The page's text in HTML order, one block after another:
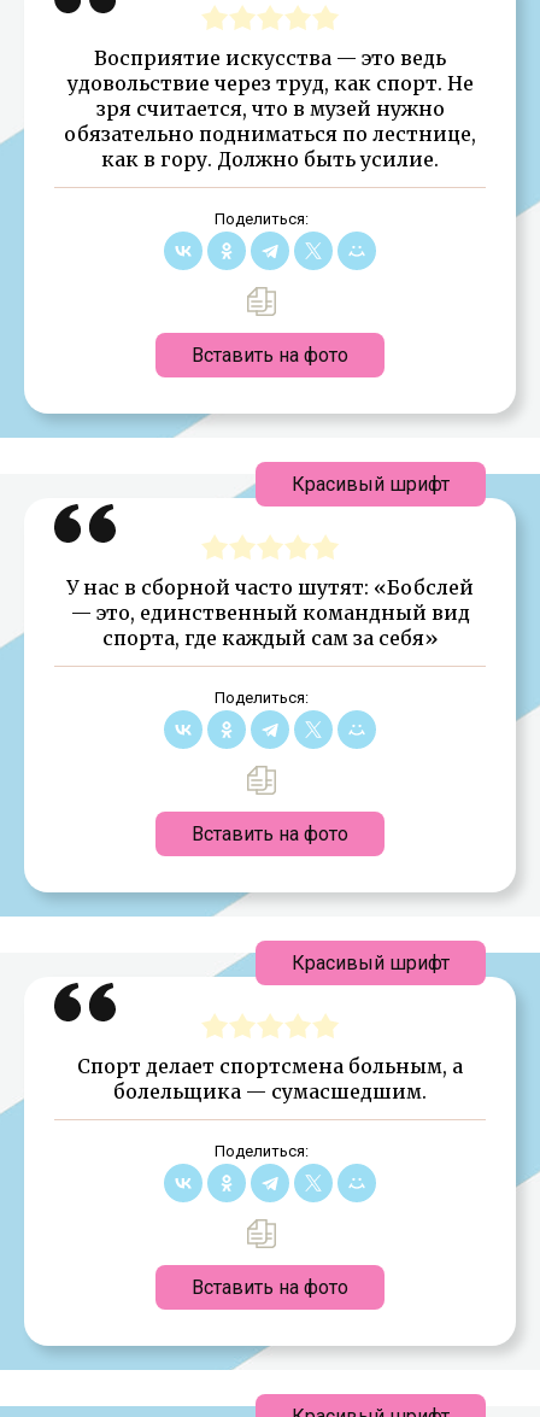
Восприятие искусства — это ведь
удовольствие через труд, как спорт. Не
зря считается, что в музей нужно
обязательно подниматься по лестнице,
как в гору. Должно быть усилие.
Поделиться:
Вставить на фото
У нас в сборной часто шутят: «Бобслей
— это, единственный командный вид
спорта, где каждый сам за себя»
Поделиться:
Вставить на фото
Красивый шрифт
Спорт делает спортсмена больным, а
болельщика — сумасшедшим.
Поделиться:
Вставить на фото
Красивый шрифт